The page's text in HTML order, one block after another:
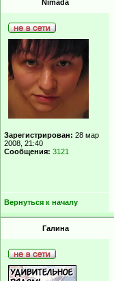
Nimada
Зарегистрирован: 28 мар
2008, 21:40
Сообщения: 3121
Вернуться к началу
Гaлинa